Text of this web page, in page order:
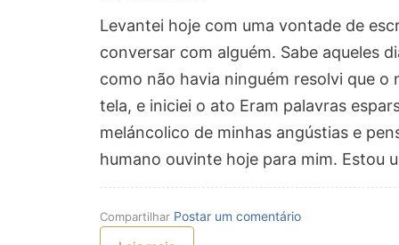
Levantei hoje com uma vontade de
conversar com alguém. Sabe aqueles
como não havia ninguém resolvi que
tela, e iniciei o ato Eram palavras
meláncolico de minhas angústias e
humano ouvinte hoje para mim. Estou
Compartilhar Postar um comentário